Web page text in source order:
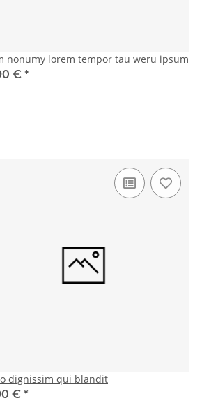
nonumy lorem tempor tau weru ipsum
€ *
dignissim qui blandit
€ *